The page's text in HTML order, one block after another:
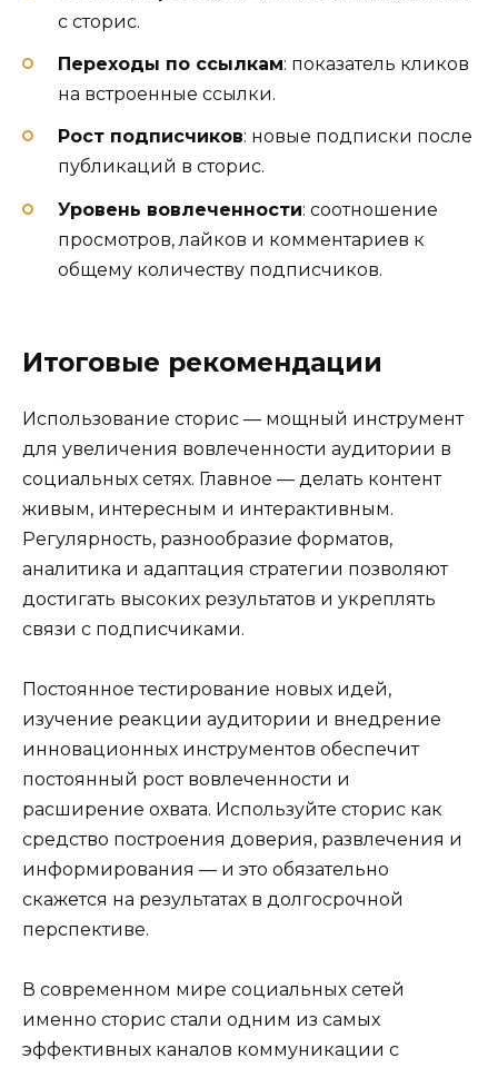
с сторис.
Переходы по ссылкам: показатель кликов
на встроенные ссылки.
Рост подписчиков: новые подписки после
публикаций в сторис.
Уровень вовлеченности: соотношение
просмотров, лайков и комментариев к
общему количеству подписчиков.
Итоговые рекомендации
Использование сторис — мощный инструмент
для увеличения вовлеченности аудитории в
социальных сетях. Главное — делать контент
живым, интересным и интерактивным.
Регулярность, разнообразие форматов,
аналитика и адаптация стратегии позволяют
достигать высоких результатов и укреплять
связи с подписчиками.
Постоянное тестирование новых идей,
изучение реакции аудитории и внедрение
инновационных инструментов обеспечит
постоянный рост вовлеченности и
расширение охвата. Используйте сторис как
средство построения доверия, развлечения и
информирования — и это обязательно
скажется на результатах в долгосрочной
перспективе.
В современном мире социальных сетей
именно сторис стали одним из самых
эффективных каналов коммуникации с